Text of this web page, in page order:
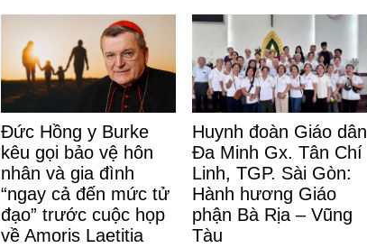
Đức Hồng y Burke
kêu gọi bảo vệ hôn
nhân và gia đình
“ngay cả đến mức tử
đạo” trước cuộc họp
về Amoris Laetitia
Huynh đoàn Giáo dân
Đa Minh Gx. Tân Chí
Linh, TGP. Sài Gòn:
Hành hương Giáo
phận Bà Rịa – Vũng
Tàu